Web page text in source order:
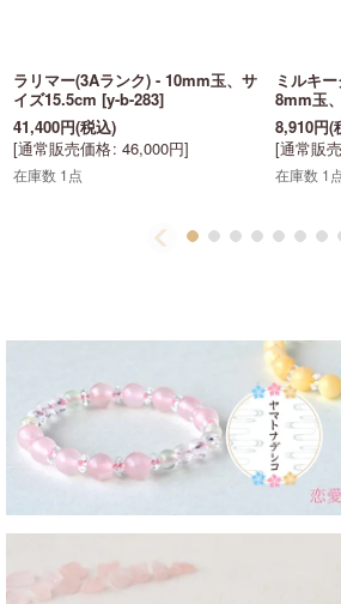
ラリマー(3Aランク) - 10mm玉、サ
イズ15.5cm [y-b-283]
41,400円(税込)
[通常販売価格: 46,000円]
在庫数 1点
ミルキ
8mm玉
8,910円(
[通常販
在庫数 1